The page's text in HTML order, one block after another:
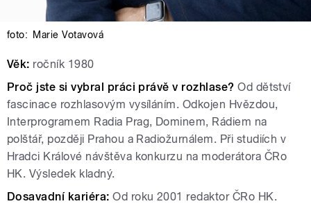
foto: Marie Votavová
Věk: ročník 1980
Proč jste si vybral práci právě v rozhlase?Od dětství
fascinace rozhlasovým vysíláním. Odkojen Hvězdou,
Interprogramem Radia Prag, Dominem, Rádiem na
polštář, později Prahou a Radiožurnálem. Při studiích v
Hradci Králové návštěva konkurzu na moderátora ČRo
HK. Výsledek kladný.
Dosavadní kariéra: Od roku 2001 redaktor ČRo HK.